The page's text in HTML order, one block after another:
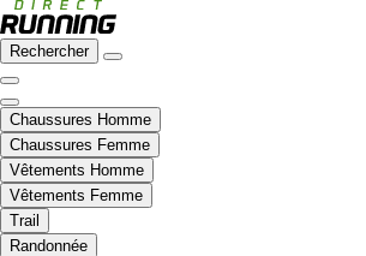
Rechercher
Chaussures Homme
Chaussures Femme
Vêtements Homme
Vêtements Femme
Trail
Randonnée